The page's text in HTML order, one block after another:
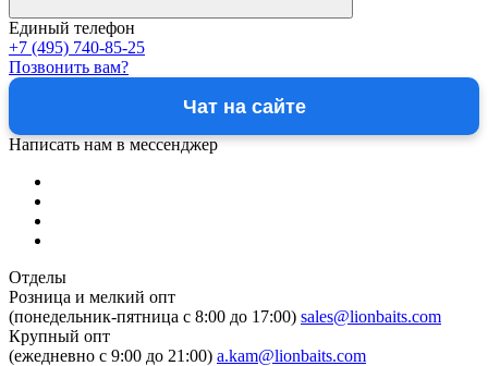
Единый телефон
+7 (495) 740-85-25
Позвонить вам?
Чат на сайте
Написать нам в мессенджер
Отделы
Розница и мелкий опт
(понедельник-пятница c 8:00 до 17:00) sales@lionbaits.com
Крупный опт
(ежедневно с 9:00 до 21:00) a.kam@lionbaits.com